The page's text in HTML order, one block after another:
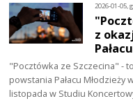
2026-01-05,
z
"Pocztówka ze Szczecina" -
powstania Pałacu Młodzieży
listopada w Studiu